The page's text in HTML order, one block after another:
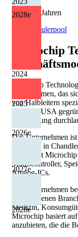
2028e
2024
2025
2026e
2027e
2028e
1 von 13 Jahren
Quelle: Eulerpool
Microchip
Microchip
Unternehmen, das
von Halbleitern
Arizona, USA
Entwicklung
Das Unternehmen
Hauptsitz in
produziert
Mikrocontroller,
Analog-ICs.
Das Unternehmen
verschiedenen
Medizin,
Microchip basiert
anzubieten, die die